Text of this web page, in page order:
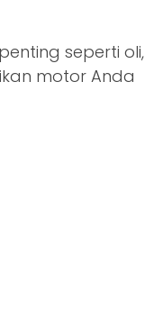
seperti oli,
motor Anda